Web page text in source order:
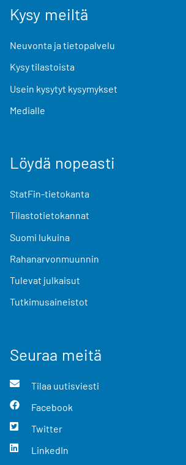
Kysy meiltä
Neuvonta ja tietopalvelu
Kysy tilastoista
Usein kysytyt kysymykset
Medialle
Löydä nopeasti
StatFin-tietokanta
Tilastotietokannat
Suomi lukuina
Rahanarvonmuunnin
Tulevat julkaisut
Tutkimusaineistot
Seuraa meitä
Tilaa uutisviesti
Facebook
Twitter
LinkedIn